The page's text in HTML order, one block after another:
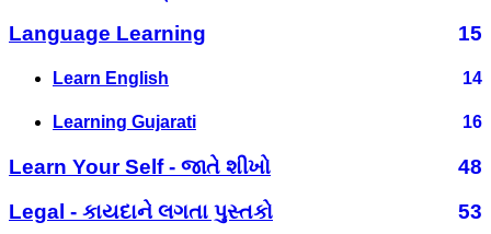
Language Learning
15
Learn English 14
Learning Gujarati 16
Learn Your Self - જાતે શીખો
48
Legal - કાયદાને લગતા પુસ્તકો
53